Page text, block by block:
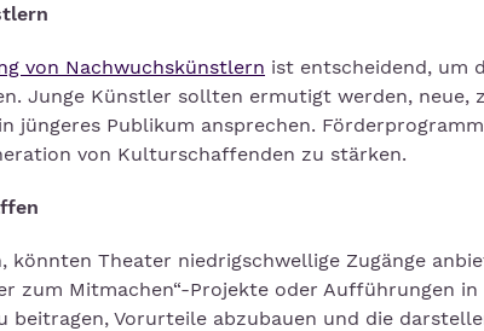
von Nachwuchskünstlern ist entscheidend, um
Junge Künstler sollten ermutigt werden, neue,
jüngeres Publikum ansprechen.
von Kulturschaffenden zu stärken.
könnten Theater niedrigschwellige Zugänge
zum Mitmachen“-Projekte oder Aufführungen
beitragen, Vorurteile abzubauen und die